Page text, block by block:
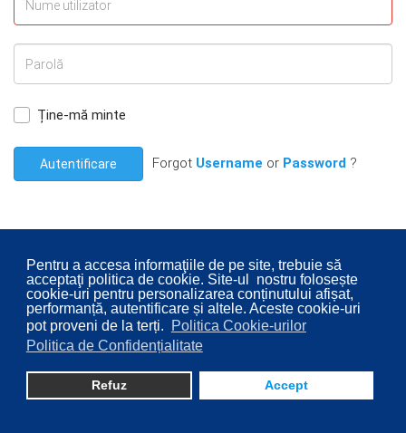
Pentru a accesa informaţiile de pe site, trebuie să
acceptaţi politica de cookie. Site-ul nostru folosește
cookie-uri pentru personalizarea conținutului afișat,
performanță, autentificare și altele. Aceste cookie-uri
pot proveni de la terți.
Politica Cookie-urilor
Politica de Confidențialitate
Refuz Accept
Ține-mă minte
Autentificare Forgot Username or Password ?
© 2026 Consiliul Local al Sectorului 2 București. Designed By
Direcţia Transparenţă Instituţională - Compartimentul
Digitalizare